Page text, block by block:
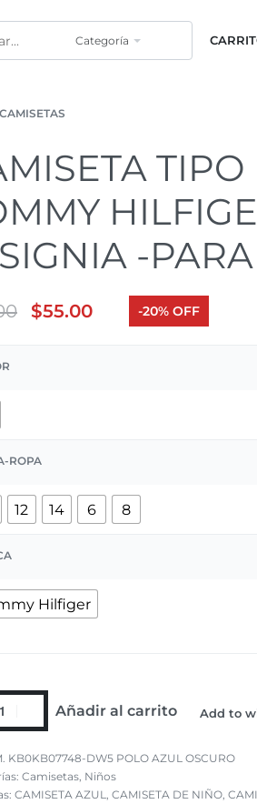
Categoría
-
$55.00 -20% OFF
ROPA
12 14 6 8
Hilfiger
Añadir al carrito Add to
KB0KB07748-DW5 POLO AZUL OSCURO
Camisetas, Niños
CAMISETA AZUL, CAMISETA DE NIÑO,